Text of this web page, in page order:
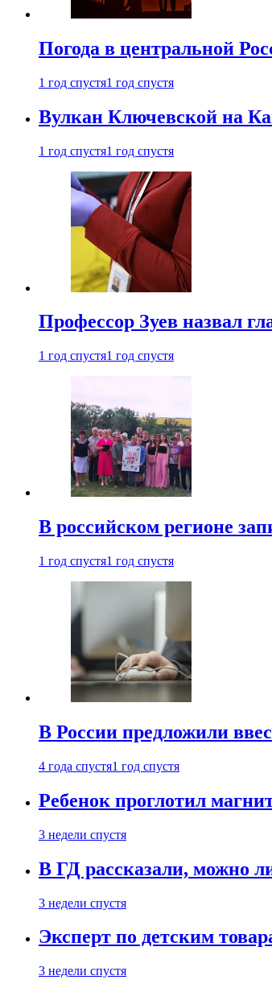
Погода в центральной
1 год спустя1 год спустя
Вулкан Ключевской на
1 год спустя1 год спустя
Профессор Зуев назвал
1 год спустя1 год спустя
В российском регионе
1 год спустя1 год спустя
В России предложили
4 года спустя1 год спустя
Ребенок проглотил
3 недели спустя
В ГД рассказали, можно
3 недели спустя
Эксперт по детским
3 недели спустя